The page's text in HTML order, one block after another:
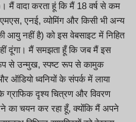
मैं वादा करता हूं कि मैं 18 वर्ष से कम
एनई, व्योमिंग और किसी भी अन्य
आयु नहीं है) को इस वेबसाइट में निहित
दूंगा। मैं समझता हूँ कि जब मैं इस
से उन्मुख, स्पष्ट रूप से कामुक
ऑडियो ध्वनियों के संपर्क में लाया
ग्राफिक दृश्य चित्रण और विवरण
का चयन कर रहा हूँ, क्योंकि मैं अपने